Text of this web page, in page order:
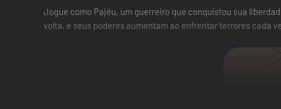
Jogue como Pajéu, um guerreiro que conquistou sua
volta, e seus poderes aumentam ao enfrentar terrores cada